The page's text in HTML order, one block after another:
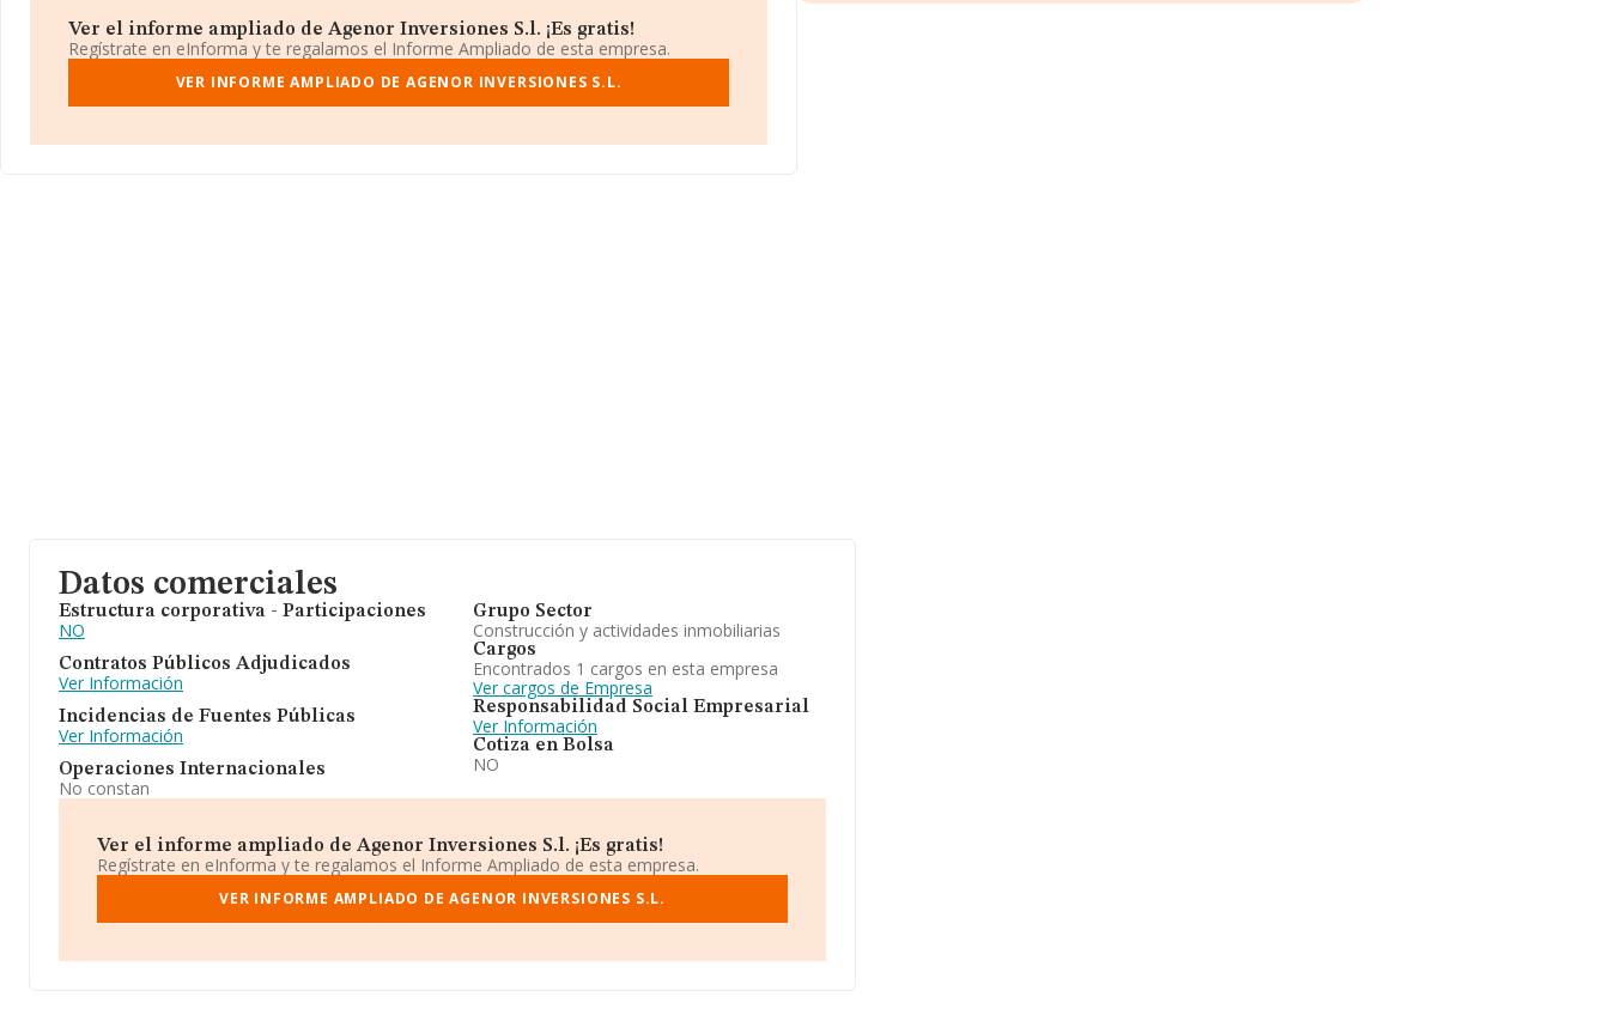
En base a la información de la que dispone INFORMA sobre 231.218 compañías, a nivel
nacional la facturación asciende a 29.817 millones de euros y la media de facturación de
ventas entre todas las compañías alcanza los 128 mil euros. Respecto a la información de la
provincia (hablamos de Málaga), en la base de datos INFORMA constan 17407 empresas, con
ventas de 1.345 millones de euros. Para aportar ulterior información de interés en el ámbito
es de 1.
Ver el informe ampliado de Agenor Inversiones S.l. ¡Es gratis!
Regístrate en eInforma y te regalamos el Informe Ampliado de esta empresa.
VER INFORME AMPLIADO DE AGENOR INVERSIONES S.L.
Datos comerciales
Estructura corporativa - Participaciones
NO
Contratos Públicos Adjudicados
Ver Información
Incidencias de Fuentes Públicas
Ver Información
Operaciones Internacionales
No constan
Grupo Sector
Construcción y actividades inmobiliarias
Cargos
Encontrados 1 cargos en esta empresa
Ver cargos de Empresa
Responsabilidad Social Empresarial
Ver Información
Cotiza en Bolsa
NO
Ver el informe ampliado de Agenor Inversiones S.l. ¡Es gratis!
Regístrate en eInforma y te regalamos el Informe Ampliado de esta empresa.
VER INFORME AMPLIADO DE AGENOR INVERSIONES S.L.